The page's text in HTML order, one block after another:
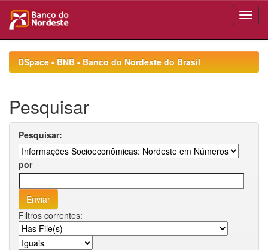
navigationDSpace - BNB - Banco do Nordeste do Brasil
Pesquisar
Pesquisar:
por
Filtros correntes: